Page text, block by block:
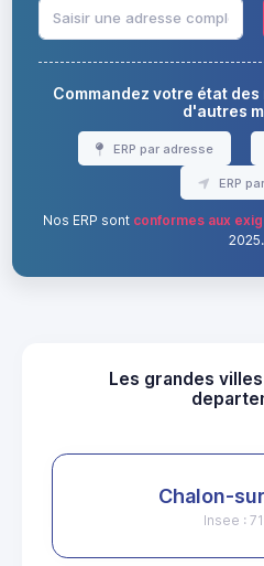
Commandez votre état
d'autres
ERP par adresse
ERP
Nos ERP sont conformes aux
2025.
Les grandes
Chalon-
Insee :